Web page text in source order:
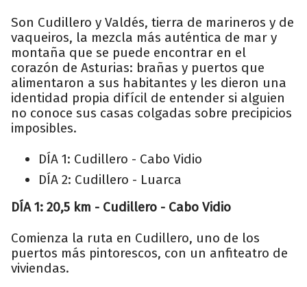
Son Cudillero y Valdés, tierra de marineros y de
vaqueiros, la mezcla más auténtica de mar y
montaña que se puede encontrar en el
corazón de Asturias: brañas y puertos que
alimentaron a sus habitantes y les dieron una
identidad propia difícil de entender si alguien
no conoce sus casas colgadas sobre precipicios
imposibles.
DÍA 1: Cudillero - Cabo Vidio
DÍA 2: Cudillero - Luarca
DÍA 1: 20,5 km - Cudillero - Cabo Vidio
Comienza la ruta en Cudillero, uno de los
puertos más pintorescos, con un anfiteatro de
viviendas.